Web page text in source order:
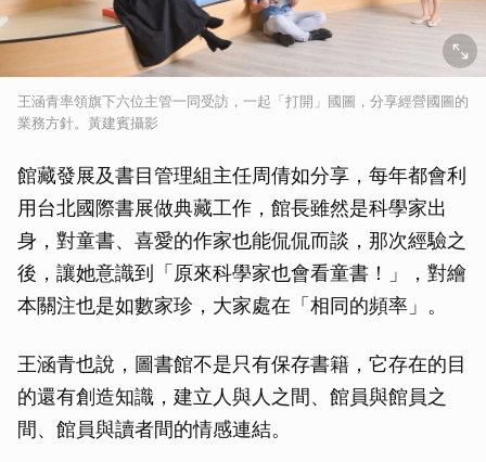
王涵青率領旗下六位主管一同受訪，一起「打開」國圖，分享經營國圖的
業務方針。黃建賓攝影
館藏發展及書目管理組主任周倩如分享，每年都會利
用台北國際書展做典藏工作，館長雖然是科學家出
身，對童書、喜愛的作家也能侃侃而談，那次經驗之
後，讓她意識到「原來科學家也會看童書！」，對繪
本關注也是如數家珍，大家處在「相同的頻率」。
王涵青也說，圖書館不是只有保存書籍，它存在的目
的還有創造知識，建立人與人之間、館員與館員之
間、館員與讀者間的情感連結。